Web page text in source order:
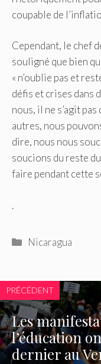
coupable de
Cependant, le chef
souligné que bien
« n’oublie pas et
défis et crises dans
nous, il ne s’agit
autres, nous
dire, nous nous
soucions du reste
faire pendant cette
.
Catégories
Nicaragua
PRÉCÉDENT
Les
l’éducation
dernier au